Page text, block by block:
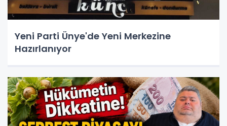
Yeni Parti Ünye'de Yeni Merkezine
Hazırlanıyor